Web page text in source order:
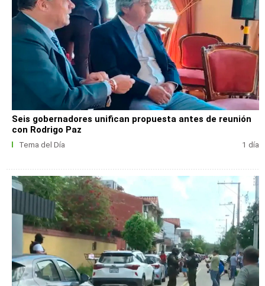
Seis gobernadores unifican propuesta antes de reunión
con Rodrigo Paz
Tema del Día 1 día